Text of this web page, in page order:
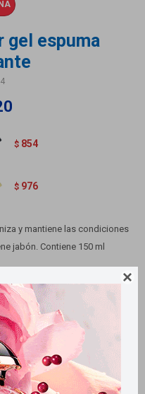

gel espuma
$ 854
$ 976
y mantiene las condiciones
jabón. Contiene 150 ml
de envío
en tiendas
Mediano